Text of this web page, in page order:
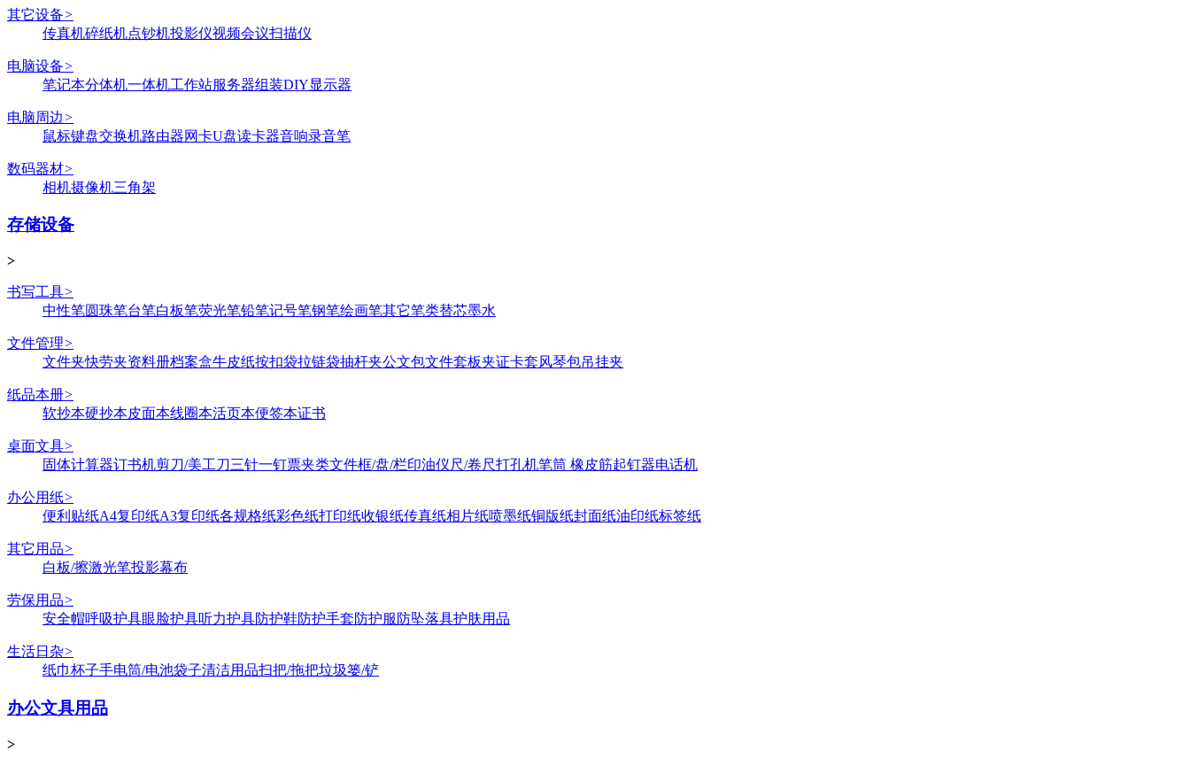
其它设备>
传真机碎纸机点钞机投影仪视频会议扫描仪
电脑设备>
笔记本分体机一体机工作站服务器组装DIY显示器
电脑周边>
鼠标键盘交换机路由器网卡U盘读卡器音响录音笔
数码器材>
相机摄像机三角架
存储设备
>
书写工具>
中性笔圆珠笔台笔白板笔荧光笔铅笔记号笔钢笔绘画笔其它笔类替芯墨水
文件管理>
文件夹快劳夹资料册档案盒牛皮纸按扣袋拉链袋抽杆夹公文包文件套板夹证卡套风琴包吊挂夹
纸品本册>
软抄本硬抄本皮面本线圈本活页本便签本证书
桌面文具>
固体计算器订书机剪刀/美工刀三针一钉票夹类文件框/盘/栏印油仪尺/卷尺打孔机笔筒 橡皮筋起钉器电话机
办公用纸>
便利贴纸A4复印纸A3复印纸各规格纸彩色纸打印纸收银纸传真纸相片纸喷墨纸铜版纸封面纸油印纸标签纸
其它用品>
白板/擦激光笔投影幕布
劳保用品>
安全帽呼吸护具眼脸护具听力护具防护鞋防护手套防护服 防坠落具护肤用品
生活日杂>
纸巾杯子手电筒/电池袋子清洁用品扫把/拖把垃圾篓/铲
办公文具用品
>